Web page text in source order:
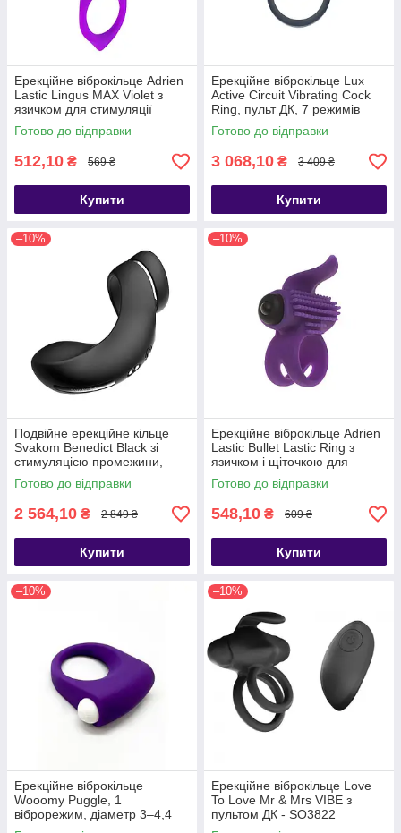
Ерекційне віброкільце Adrien
Lastic Lingus MAX Violet з
язичком для стимуляції
клітора, Фиолетовый -
AD30723
Готово до відправки
512,10 ₴ 569 ₴
Купити
Ерекційне віброкільце Lux
Active Circuit Vibrating Cock
Ring, пульт ДК, 7 режимів
вібрації, Синий - SO6843
Готово до відправки
3 068,10 ₴ 3 409 ₴
Купити
–10%
Подвійне ерекційне кільце
Svakom Benedict Black зі
стимуляцією промежини,
Черный - SO6300
Готово до відправки
2 564,10 ₴ 2 849 ₴
Купити
–10%
Ерекційне віброкільце Adrien
Lastic Bullet Lastic Ring з
язичком і щіточкою для
стимуляції клітора,
Фиолетовый - AD30393
Готово до відправки
548,10 ₴ 609 ₴
Купити
–10%
Ерекційне віброкільце
Wooomy Puggle, 1
віброрежим, діаметр 3–4,4
см - SO7437
–10%
Ерекційне віброкільце Love
To Love Mr & Mrs VIBE з
пультом ДК - SO3822